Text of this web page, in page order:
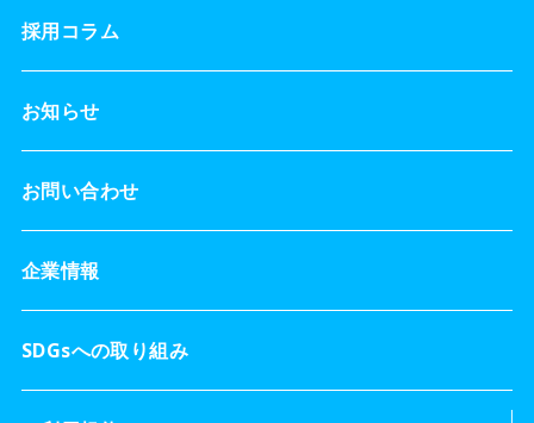
採用コラム
お知らせ
お問い合わせ
企業情報
SDGsへの取り組み